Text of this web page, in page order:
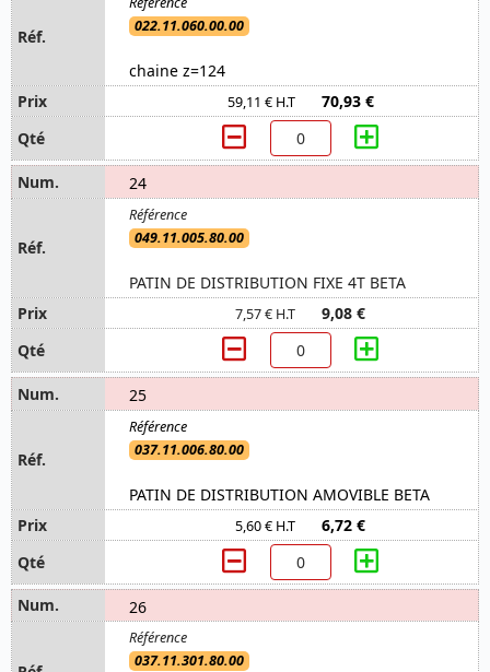
022.11.060.00.00
chaine z=124
59,11 € H.T 70,93 €
24
049.11.005.80.00
PATIN DE DISTRIBUTION FIXE 4T BETA
7,57 € H.T 9,08 €
25
037.11.006.80.00
PATIN DE DISTRIBUTION AMOVIBLE BETA
5,60 € H.T 6,72 €
26
037.11.301.80.00